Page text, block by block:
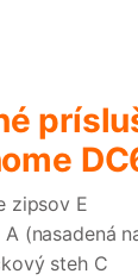
zipsov E
(nasadená
steh C